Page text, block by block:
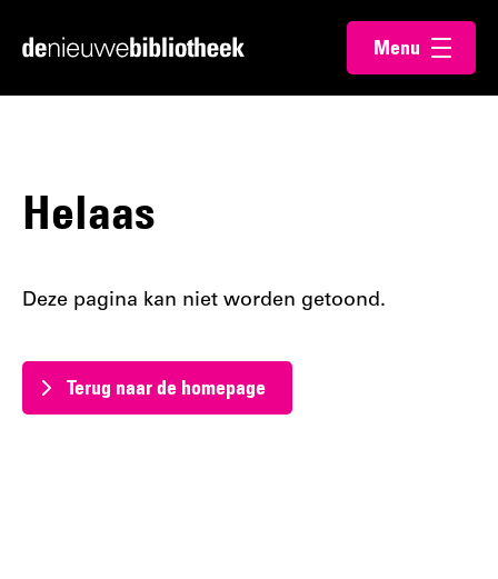
direct
direct
Ga
Menu
openen
Helaas
Deze pagina kan niet worden getoond.
Terug naar de homepage